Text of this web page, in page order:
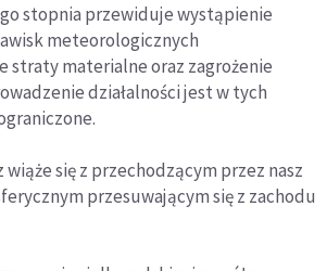
stopnia przewiduje wystąpienie
meteorologicznych
straty materialne oraz zagrożenie
działalności jest w tych
się z przechodzącym przez nasz
przesuwającym się z zachodu